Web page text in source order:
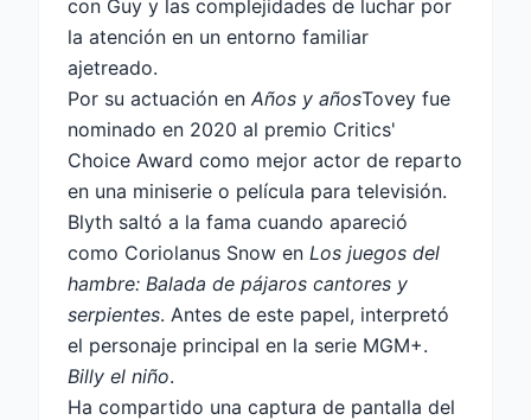
con Guy y las complejidades de luchar por
la atención en un entorno familiar
ajetreado.
Por su actuación en Años y añosTovey fue
nominado en 2020 al premio Critics'
Choice Award como mejor actor de reparto
en una miniserie o película para televisión.
Blyth saltó a la fama cuando apareció
como Coriolanus Snow en Los juegos del
hambre: Balada de pájaros cantores y
serpientes. Antes de este papel, interpretó
el personaje principal en la serie MGM+.
Billy el niño.
Ha compartido una captura de pantalla del